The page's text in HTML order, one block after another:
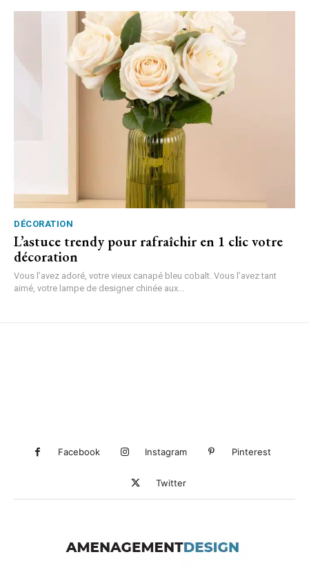
DÉCORATION
L’astuce trendy pour rafraîchir en 1 clic votre
décoration
Vous l’avez adoré, votre vieux canapé bleu cobalt. Vous l’avez tant
aimé, votre lampe de designer chinée aux...
Facebook Instagram Pinterest
Twitter